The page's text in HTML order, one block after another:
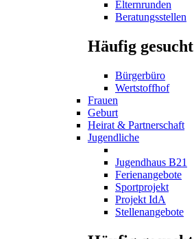
Elternrunden
Beratungsstellen
Häufig gesucht
Bürgerbüro
Wertstoffhof
Frauen
Geburt
Heirat & Partnerschaft
Jugendliche
Jugendhaus B21
Ferienangebote
Sportprojekt
Projekt IdA
Stellenangebote